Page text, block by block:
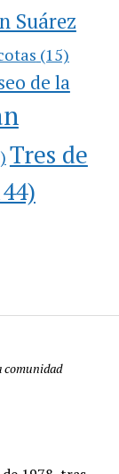
Suárez
(15)
de la
Tres de
comunidad